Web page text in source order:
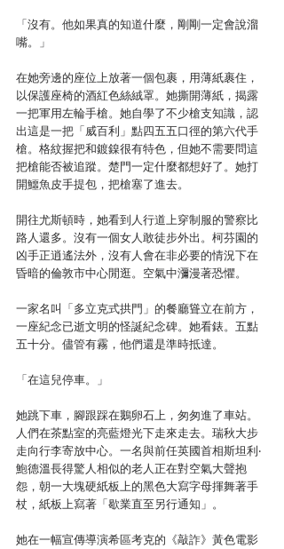
「沒有。他如果真的知道什麼，剛剛一定會說溜
嘴。」
在她旁邊的座位上放著一個包裹，用薄紙裹住，
以保護座椅的酒紅色絲絨罩。她撕開薄紙，揭露
一把軍用左輪手槍。她自學了不少槍支知識，認
出這是一把「威百利」點四五五口徑的第六代手
槍。格紋握把和鍍鎳很有特色，但她不需要問這
把槍能否被追蹤。楚門一定什麼都想好了。她打
開鱷魚皮手提包，把槍塞了進去。
開往尤斯頓時，她看到人行道上穿制服的警察比
路人還多。沒有一個女人敢徒步外出。柯芬園的
凶手正逍遙法外，沒有人會在非必要的情況下在
昏暗的倫敦市中心閒逛。空氣中瀰漫著恐懼。
一家名叫「多立克式拱門」的餐廳聳立在前方，
一座紀念已逝文明的怪誕紀念碑。她看錶。五點
五十分。儘管有霧，他們還是準時抵達。
「在這兒停車。」
她跳下車，腳跟踩在鵝卵石上，匆匆進了車站。
人們在茶點室的亮藍燈光下走來走去。瑞秋大步
走向行李寄放中心。一名與前任英國首相斯坦利‧
鮑德溫長得驚人相似的老人正在對空氣大聲抱
怨，朝一大塊硬紙板上的黑色大寫字母揮舞著手
杖，紙板上寫著「歇業直至另行通知」。
她在一幅宣傳導演希區考克的《敲詐》黃色電影